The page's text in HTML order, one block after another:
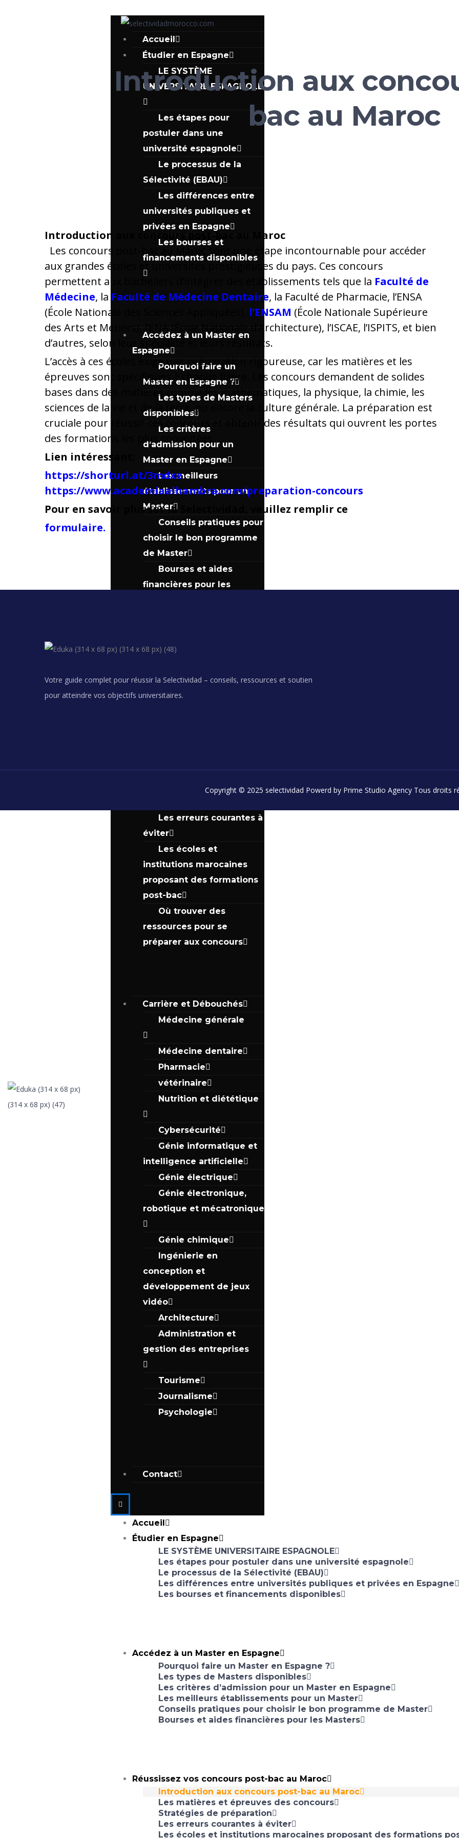
Accueil
Étudier en Espagne
LE SYSTÈME
UNIVERSITAIRE ESPAGNOLE
Les étapes pour
postuler dans une
université espagnole
Le processus de la
Sélectivité (EBAU)
Les différences entre
universités publiques et
privées en Espagne
Les bourses et
financements disponibles
Accédez à un Master en
Espagne
Pourquoi faire un
Master en Espagne ?
Les types de Masters
disponibles
Les critères
d’admission pour un
Master en Espagne
Les meilleurs
établissements pour un
Master
Conseils pratiques pour
choisir le bon programme
de Master
Bourses et aides
financières pour les
post-bac au Maroc
Introduction aux
Stratégies de
Les erreurs courantes à
éviter
Les écoles et
institutions marocaines
proposant des formations
post-bac
Où trouver des
ressources pour se
préparer aux concours
Carrière et Débouchés
Médecine générale
Médecine dentaire
Pharmacie
vétérinaire
Nutrition et diététique
Cybersécurité
Génie informatique et
intelligence artificielle
Génie électrique
Génie électronique,
robotique et mécatronique
Génie chimique
Ingénierie en
conception et
développement de jeux
vidéo
Architecture
Administration et
gestion des entreprises
Tourisme
Journalisme
Psychologie
Contact
Accueil
Étudier en Espagne
LE SYSTÈME UNIVERSITAIRE ESPAGNOLE
Les étapes pour postuler dans une université espagnole
Le processus de la Sélectivité (EBAU)
Les différences entre universités publiques et privées en Espagne
Les bourses et financements disponibles
Accédez à un Master en Espagne
Pourquoi faire un Master en Espagne ?
Les types de Masters disponibles
Les critères d’admission pour un Master en Espagne
Les meilleurs établissements pour un Master
Conseils pratiques pour choisir le bon programme de Master
Bourses et aides financières pour les Masters
Réussissez vos concours post-bac au Maroc
Introduction aux concours post-bac au Maroc
Les matières et épreuves des concours
Stratégies de préparation
Les erreurs courantes à éviter
Les écoles et institutions marocaines proposant des formations
Introduction aux
bac au Maroc
Introduction aux concours post-bac au Maroc
Les concours post-bac au Maroc sont une étape incontournable pour accéder
aux grandes écoles et universités prestigieuses du pays. Ces concours
permettent aux bacheliers d’intégrer des établissements tels que la Faculté de
Médecine, la Faculté de Médecine Dentaire, la Faculté de Pharmacie, l’ENSA
(École Nationale des Sciences Appliquées)
l’ENSAM (École Nationale Supérieure
des Arts et Métiers), l’ENA (École Nationale d’Architecture), l’ISCAE, l’ISPITS, et bien
d’autres, selon leur spécialité et leurs résultats.
L’accès à ces écoles exige une préparation rigoureuse, car les matières et les
épreuves sont spécifiques à chaque filière. Les concours demandent de solides
bases dans des matières comme les mathématiques, la physique, la chimie, les
sciences de la vie et de la terre, ou encore la culture générale. La préparation est
cruciale pour réussir ces concours et obtenir des résultats qui ouvrent les portes
des formations les plus convoitées.
Lien intéressant:
https://shorturl.at/3mdxe
https://www.academiaalhambra.com/preparation-concours
Pour en savoir plus sur la Selectividad, veuillez remplir ce
formulaire.
Votre guide complet pour réussir la Selectividad – conseils, ressources et soutien
pour atteindre vos objectifs universitaires.
Copyright © 2025 selectividad Powerd by Prime Studio Agency Tous droits